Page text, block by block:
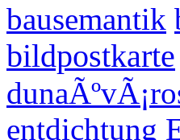
bausemantik
bildpostkarte
entdichtung